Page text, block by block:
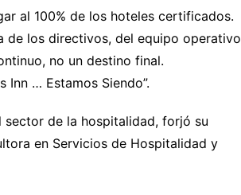
al 100% de los hoteles certificados.
de los directivos, del equipo operativo
no un destino final.
Inn … Estamos Siendo”.
sector de la hospitalidad, forjó su
en Servicios de Hospitalidad y